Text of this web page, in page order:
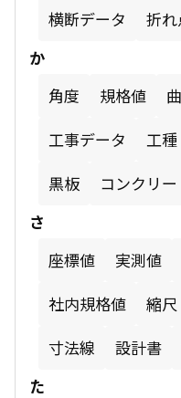
横断データ
折れ
か
角度
規格値
工事データ
工種
黒板
コンクリー
さ
座標値
実測値
社内規格値
縮尺
寸法線
設計書
た